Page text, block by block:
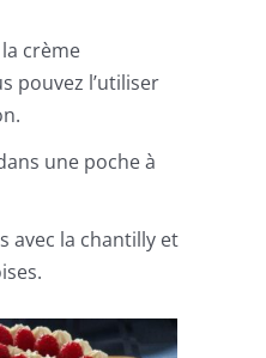
la crème
pouvez l’utiliser
une poche à
avec la chantilly et